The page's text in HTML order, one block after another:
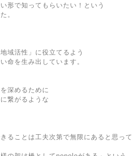
形で知ってもらいたい！という
。
域活性」に役立てるよう
命を生み出しています。
深めるために
繋がるような
ることは工夫次第で無限にあると思って